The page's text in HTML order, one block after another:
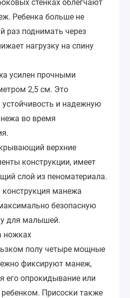
стенках облегчают
Ребенка больше не
раз поднимать через
нагрузку на спину
усилен прочными
2,5 см. Это
устойчивость и надежную
во время
верхние
конструкции, имеет
слой из пеноматериала.
манежа
безопасную
для малышей.
ножках
полу четыре мощные
фиксируют манеж,
его опрокидывание или
Присоски также